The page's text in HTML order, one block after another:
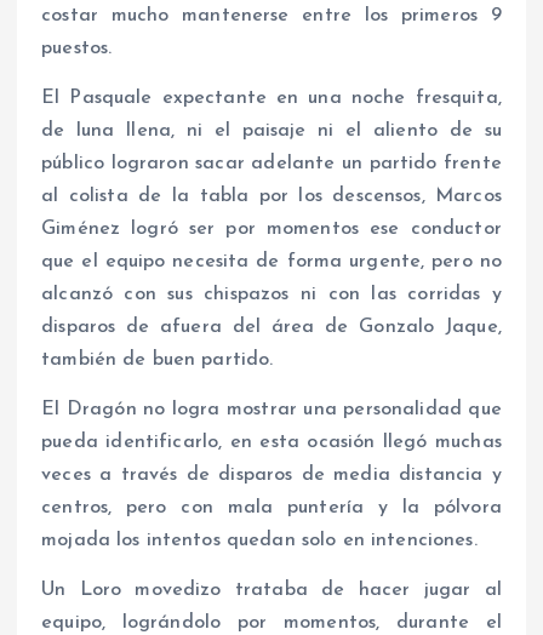
costar mucho mantenerse entre los primeros 9
puestos.
El Pasquale expectante en una noche fresquita,
de luna llena, ni el paisaje ni el aliento de su
público lograron sacar adelante un partido frente
al colista de la tabla por los descensos, Marcos
Giménez logró ser por momentos ese conductor
que el equipo necesita de forma urgente, pero no
alcanzó con sus chispazos ni con las corridas y
disparos de afuera del área de Gonzalo Jaque,
también de buen partido.
El Dragón no logra mostrar una personalidad que
pueda identificarlo, en esta ocasión llegó muchas
veces a través de disparos de media distancia y
centros, pero con mala puntería y la pólvora
mojada los intentos quedan solo en intenciones.
Un Loro movedizo trataba de hacer jugar al
equipo, lográndolo por momentos, durante el